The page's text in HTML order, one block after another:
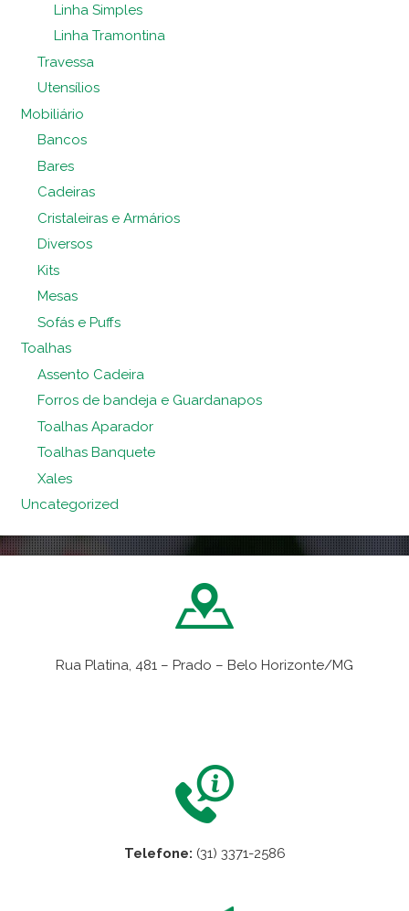
Linha Simples
Linha Tramontina
Travessa
Utensílios
Mobiliário
Bancos
Bares
Cadeiras
Cristaleiras e Armários
Diversos
Kits
Mesas
Sofás e Puffs
Toalhas
Assento Cadeira
Forros de bandeja e Guardanapos
Toalhas Aparador
Toalhas Banquete
Xales
Uncategorized
Rua Platina, 481 – Prado – Belo Horizonte/MG
Telefone: (31) 3371-2586